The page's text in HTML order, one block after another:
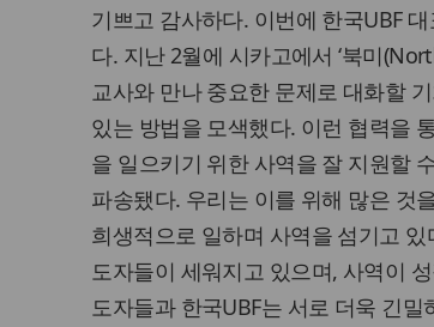
기쁘고 감사하다. 이번에 한국UBF
다. 지난 2월에 시카고에서 ‘북미
교사와 만나 중요한 문제로 대화할
있는 방법을 모색했다. 이런 협력을
을 일으키기 위한 사역을 잘 지원할
파송됐다. 우리는 이를 위해 많은 것
희생적으로 일하며 사역을 섬기고
도자들이 세워지고 있으며, 사역이
도자들과 한국UBF는 서로 더욱 긴